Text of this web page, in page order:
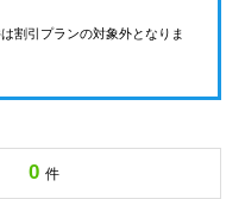
割引プランの対象外となりま
0 件